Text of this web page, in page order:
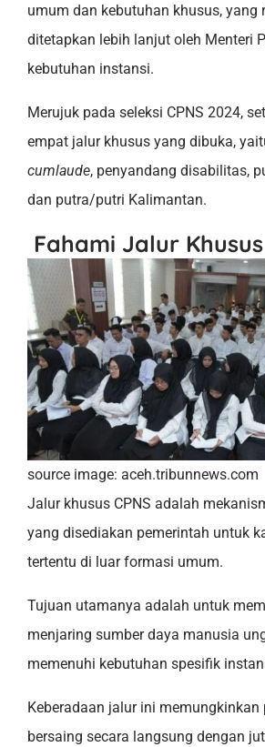
umum dan kebutuhan khusus, yang
ditetapkan lebih lanjut oleh Menteri
kebutuhan instansi.
Merujuk pada seleksi CPNS 2024,
empat jalur khusus yang dibuka,
cumlaude, penyandang disabilitas,
dan putra/putri Kalimantan.
Fahami Jalur Khusus
source image: aceh.tribunnews.com
Jalur khusus CPNS adalah
yang disediakan pemerintah untuk
tertentu di luar formasi umum.
Tujuan utamanya adalah untuk
menjaring sumber daya manusia
memenuhi kebutuhan spesifik
Keberadaan jalur ini memungkinkan
bersaing secara langsung dengan